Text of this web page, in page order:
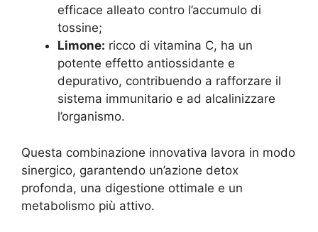
efficace alleato contro l’accumulo di
tossine;
Limone: ricco di vitamina C, ha un
potente effetto antiossidante e
depurativo, contribuendo a rafforzare il
sistema immunitario e ad alcalinizzare
l’organismo.
Questa combinazione innovativa lavora in modo
sinergico, garantendo un’azione detox
profonda, una digestione ottimale e un
metabolismo più attivo.